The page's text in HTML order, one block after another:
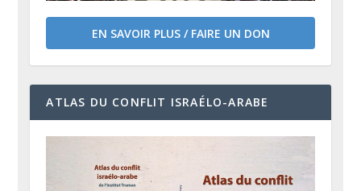
EN SAVOIR PLUS / FAIRE UN DON
ATLAS DU CONFLIT ISRAÉLO-ARABE